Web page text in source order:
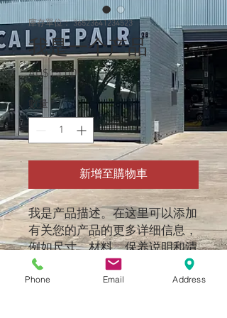
庫存單位： 36523641234523
我是一个产品
AU$15.00 價
格
數量 *
新增至購物車
我是产品描述。在这里可以添加
有关您的产品的更多详细信息，
例如尺寸、材料、保养说明和清
洁说明。
Phone Email Address